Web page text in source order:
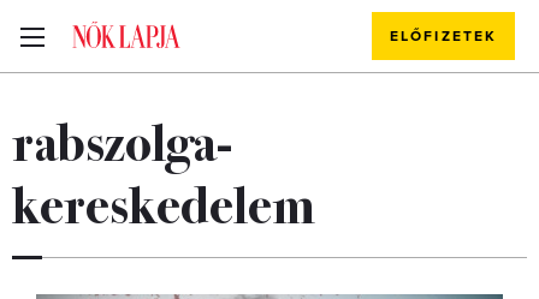
ELŐFIZETEK
rabszolga-
kereskedelem